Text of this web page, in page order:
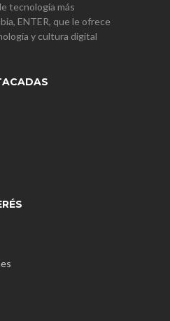
tecnología más
ENTER, que le ofrece
y cultura digital